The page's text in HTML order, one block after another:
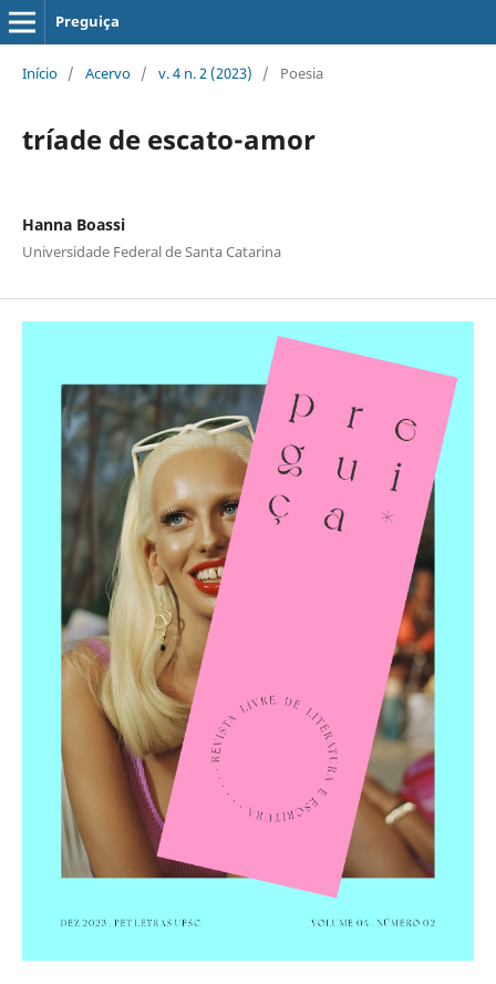
Preguiça
Início / Acervo / v. 4 n. 2 (2023) / Poesia
tríade de escato-amor
Hanna Boassi
Universidade Federal de Santa Catarina